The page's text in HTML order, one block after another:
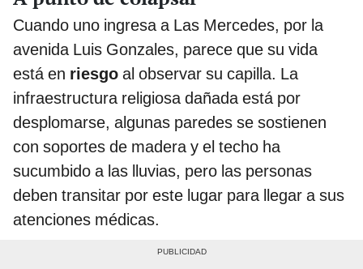
Cuando uno ingresa a Las Mercedes, por la
avenida Luis Gonzales, parece que su vida
está en riesgo al observar su capilla. La
infraestructura religiosa dañada está por
desplomarse, algunas paredes se sostienen
con soportes de madera y el techo ha
sucumbido a las lluvias, pero las personas
deben transitar por este lugar para llegar a sus
atenciones médicas.